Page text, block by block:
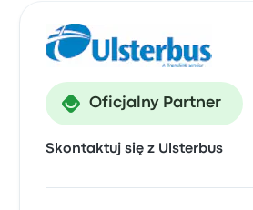
Oficjalny Partner
Skontaktuj się z Ulsterbus